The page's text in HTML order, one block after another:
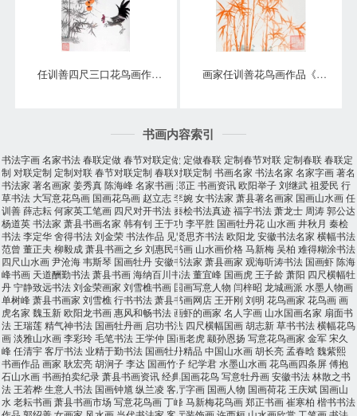
任训善四尺三口花鸟画作品《事事大吉》 画家任训善花鸟画作品《竹报平安》
书画内容索引
书法字画名家书法春联定做春节对联定做 定做春联 定制春节对联 定制春联春联定
制 对联定制 定制对联春节对联定制 春联对联定制 书画名家 书法名家 名家字画著名
书法家 著名画家 姜秀真陈海峰名家书画郑正 书画资讯欧阳举子刘继武祖爱民 行
草书法 大写意花鸟画 国画花鸟画 赵立志李婉 女书法家 萧县著名画家 国画山水画任
训善薛志耘何家英工笔画 四尺对开书法秦桧书法真迹福字书法萧龙士 周涛郭公达
杨道英书法家 萧县书画名家 韩有钊 王于功 李平胜 国画牡丹花 山水画井秋月 秦桧
书法李定华舍得书法刘金荣书法作品 见贤思齐书法欧阳龙安徽书法名家 横幅书法
范曾 董正夫 柳毅成萧县书画之乡刘惠民书画 山水画价格马新梅吴柏 难得糊涂书法
四尺山水画尹沧海韦斯琴 国画牡丹安徽书法家 萧县画家 观海听涛书法 国画虾陈海
峰书画 天道酬勤书法萧县书画海纳百川书法董宜峰 国画虎 王子龄萧阳 四尺横幅牡
丹宁静致远书法刘金荣画家 刘雪樵书画 国画写意人物 闫梓昭 龙城画派 水墨人物画
单树峰萧县书画家 刘雪樵行书书法萧县书画网店 王开刚刘明 花鸟画家 花鸟画画
虎名家 魏玉新欧阳龙书画惠风和畅书法画虾的画家 名人字画 山水国画名家 扇面书
法 王瑞莲精气神书法 国画牡丹画 启功书法 四尺横幅国画胡志新草书书法横幅花鸟
画淡雅山水画李彩玲毛笔书法 王学仲 国画老虎颛孙恩扬 写意花鸟画家 金军宋久
峰任清宇客厅书法业精于勤书法 国画牡丹精品 中国山水画胡长亮孟春晗魏紫熙
书画作品 画家 耿宏亮胡涧子李达 国画竹子纪学君水墨山水画花鸟画四条屏傅抱
石山水画书画拍卖纪录萧县书画资讯经典国画花鸟写意牡丹画安徽书法林散之书
法 王若桦生意人书法 国画钟馗纵兰凌 客厅字画 国画人物 国画荷花 王庆斌 国画山
水 老耘书画萧县书画市场 写意花鸟画丁峰马新梅花鸟画郑正书画崔寒柏 楷书书法